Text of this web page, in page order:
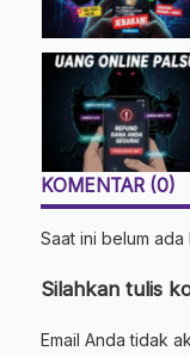
KOMENTAR (0)
Saat ini belum
Silahkan tulis
Email Anda tidak